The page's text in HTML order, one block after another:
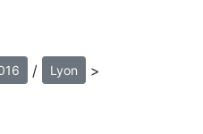
/ Lyon >